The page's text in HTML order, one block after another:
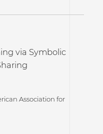
via Symbolic
Association for